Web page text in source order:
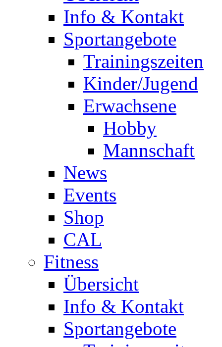
Info & Kontakt
Sportangebote
Trainingszeiten
Kinder/Jugend
Erwachsene
Hobby
Mannschaft
News
Events
Shop
CAL
Fitness
Übersicht
Info & Kontakt
Sportangebote